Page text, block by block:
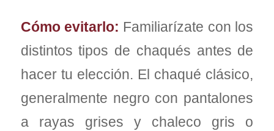
Cómo evitarlo: Familiarízate con los
distintos tipos de chaqués antes de
hacer tu elección. El chaqué clásico,
generalmente negro con pantalones
a rayas grises y chaleco gris o